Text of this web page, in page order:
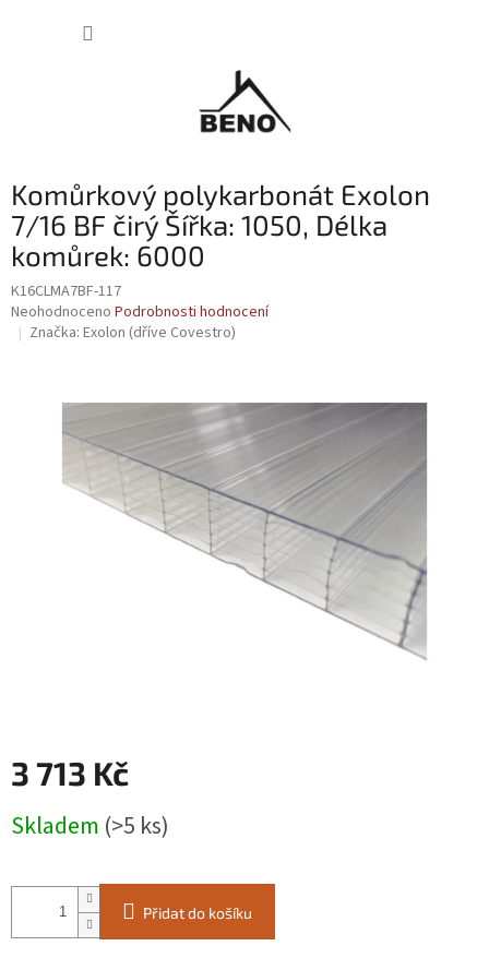
Komůrkový polykarbonát Exolon
7/16 BF čirý Šířka: 1050, Délka
komůrek: 6000
K16CLMA7BF-117
Průměrné
hodnocení
Neohodnoceno Podrobnosti hodnocení
Značka: Exolon (dříve Covestro)
3 713 Kč
cena:
Skladem (>5 ks)
Přidat do košíku